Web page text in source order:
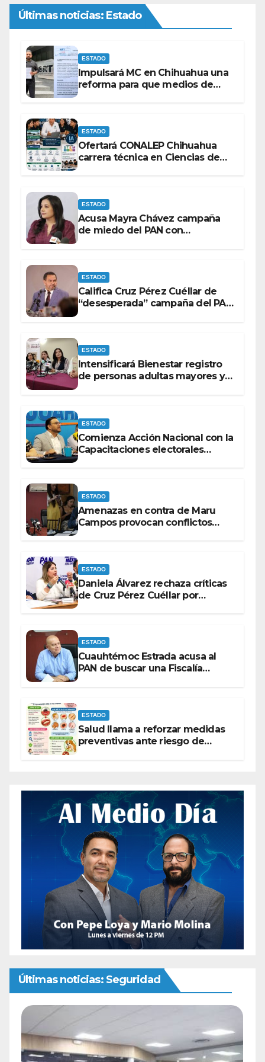
Últimas noticias: Estado
ESTADO
Impulsará MC en Chihuahua una
reforma para que medios de
ESTADO
Ofertará CONALEP Chihuahua
carrera técnica en Ciencias de
ESTADO
Acusa Mayra Chávez campaña
de miedo del PAN con
ESTADO
Califica Cruz Pérez Cuéllar de
“desesperada” campaña del PAN
ESTADO
Intensificará Bienestar registro
de personas adultas mayores y
ESTADO
Comienza Acción Nacional con la
Capacitaciones electorales
ESTADO
Amenazas en contra de Maru
Campos provocan conflictos
ESTADO
Daniela Álvarez rechaza críticas
de Cruz Pérez Cuéllar por
ESTADO
Cuauhtémoc Estrada acusa al
PAN de buscar una Fiscalía
ESTADO
Salud llama a reforzar medidas
preventivas ante riesgo de
Últimas noticias: Seguridad